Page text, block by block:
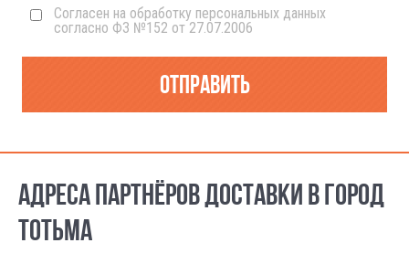
Согласен на обработку персональных данных
согласно ФЗ №152 от 27.07.2006
Отправить
АДРЕСА ПАРТНЁРОВ ДОСТАВКИ В ГОРОД
ТОТЬМА